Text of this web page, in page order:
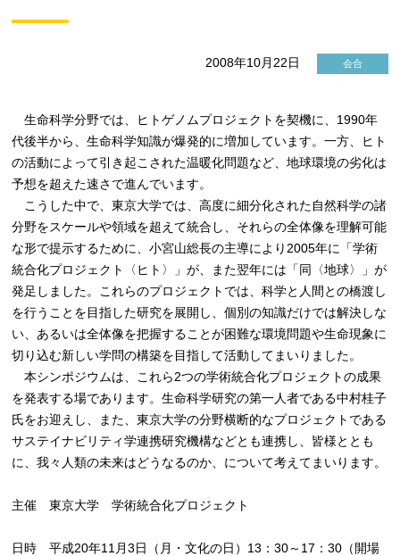
2008年10月22日 会合
生命科学分野では、ヒトゲノムプロジェクトを契機に、1990年
代後半から、生命科学知識が爆発的に増加しています。一方、ヒト
の活動によって引き起こされた温暖化問題など、地球環境の劣化は
予想を超えた速さで進んでいます。
こうした中で、東京大学では、高度に細分化された自然科学の諸
分野をスケールや領域を超えて統合し、それらの全体像を理解可能
な形で提示するために、小宮山総長の主導により2005年に「学術
統合化プロジェクト〈ヒト〉」が、また翌年には「同〈地球〉」が
発足しました。これらのプロジェクトでは、科学と人間との橋渡し
を行うことを目指した研究を展開し、個別の知識だけでは解決しな
い、あるいは全体像を把握することが困難な環境問題や生命現象に
切り込む新しい学問の構築を目指して活動してまいりました。
本シンポジウムは、これら2つの学術統合化プロジェクトの成果
を発表する場であります。生命科学研究の第一人者である中村桂子
氏をお迎えし、また、東京大学の分野横断的なプロジェクトである
サステイナビリティ学連携研究機構などとも連携し、皆様ととも
に、我々人類の未来はどうなるのか、について考えてまいります。
主催 東京大学 学術統合化プロジェクト
日時 平成20年11月3日（月・文化の日）13：30～17：30（開場